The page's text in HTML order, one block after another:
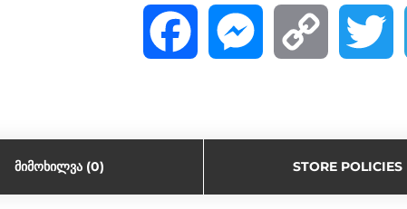
c
e
s
s
p
y
i
t
ᲛᲘᲛᲝᲮᲘᲚᲕᲐ (0) STORE POLICIES